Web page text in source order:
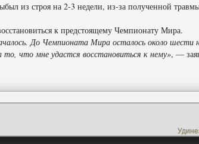
из строя на 2-3 недели, из-за полученной
к предстоящему Чемпионату Мира.
До Чемпионата Мира осталось около шести
что мне удастся восстановиться к нему», —